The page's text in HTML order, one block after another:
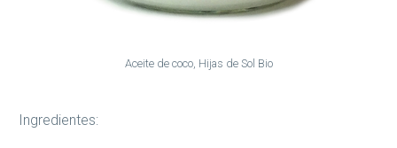
Aceite de coco, Hijas de Sol Bio
Ingredientes: